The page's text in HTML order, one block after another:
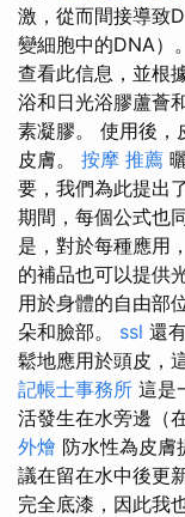
激，從而間接導致
變細胞中的DNA）
查看此信息，並根
浴和日光浴膠蘆薈
素凝膠。 使用後，
皮膚。 按摩 推薦
要，我們為此提出
期間，每個公式也
是，對於每種應用
的補品也可以提供
用於身體的自由部
朵和臉部。 ssl 還
鬆地應用於頭皮，
記帳士事務所 這是
活發生在水旁邊（
外燴 防水性為皮膚
議在留在水中後更
完全底漆，因此我